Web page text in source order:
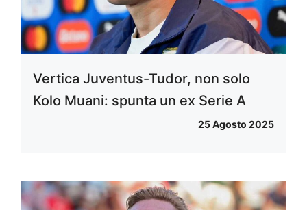
Vertica Juventus-Tudor, non solo
Kolo Muani: spunta un ex Serie A
25 Agosto 2025